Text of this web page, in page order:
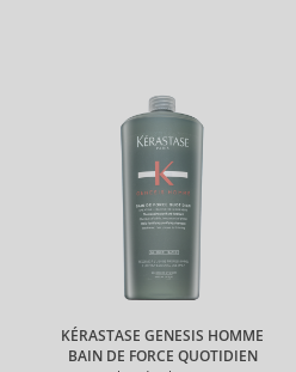
KÉRASTASE GENESIS HOMME
BAIN DE FORCE QUOTIDIEN